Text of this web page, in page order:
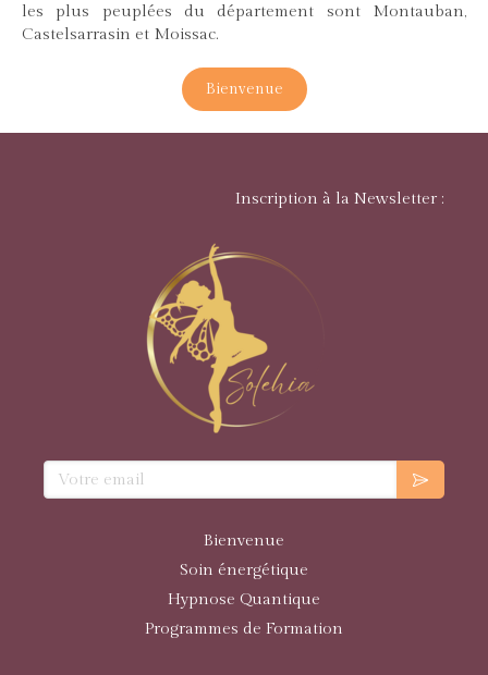
les plus peuplées du département sont Montauban,
Castelsarrasin et Moissac.
Bienvenue
Inscription à la Newsletter :
Votre email
Bienvenue
Soin énergétique
Hypnose Quantique
Programmes de Formation